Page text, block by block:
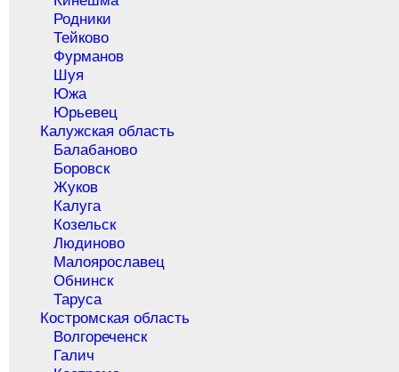
Родники
Тейково
Фурманов
Шуя
Южа
Юрьевец
Калужская область
Балабаново
Боровск
Жуков
Калуга
Козельск
Людиново
Малоярославец
Обнинск
Таруса
Костромская область
Волгореченск
Галич